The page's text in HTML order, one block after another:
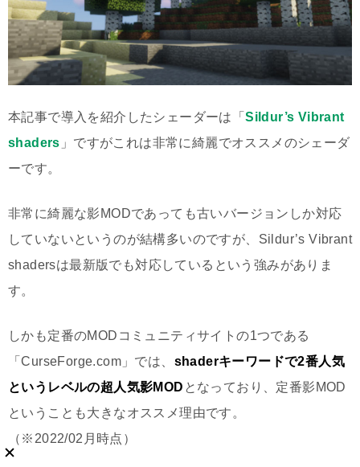
本記事で導入を紹介したシェーダーは「Sildur’s Vibrant
shaders 」ですがこれは非常に綺麗でオススメのシェーダ
ーです。
非常に綺麗な影MODであっても古いバージョンしか対応
していないというのが結構多いのですが、Sildur’s Vibrant
shadersは最新版でも対応しているという強みがありま
す。
しかも定番のMODコミュニティサイトの1つである
「CurseForge.com」では、 shaderキーワードで2番人気
というレベルの超人気影MOD となっており、定番影MOD
ということも大きなオススメ理由です。
（※2022/02月時点）